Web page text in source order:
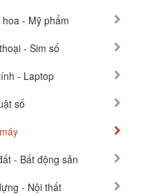
hoa - Mỹ phẩm
- Sim số
- Laptop
số
- Bất động sản
- Nội thất